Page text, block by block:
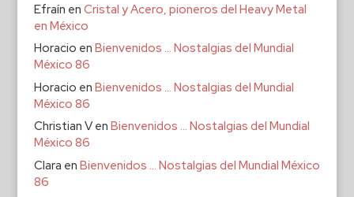
Efraín en Cristal y Acero, pioneros del Heavy Metal
en México
Horacio en Bienvenidos … Nostalgias del Mundial
México 86
Horacio en Bienvenidos … Nostalgias del Mundial
México 86
Christian Ven Bienvenidos … Nostalgias del Mundial
México 86
Clara en Bienvenidos … Nostalgias del Mundial México
86